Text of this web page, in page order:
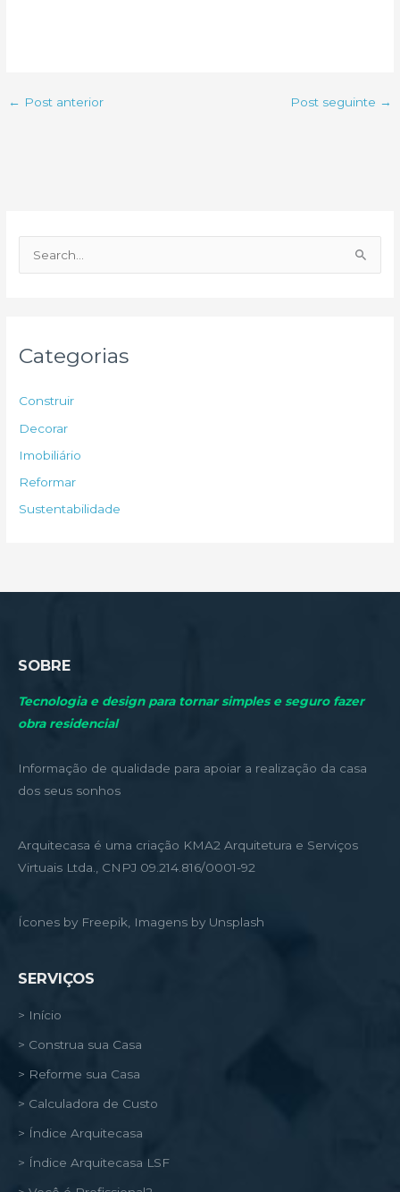
← Post anterior Post seguinte →
e
p
o
r
Categorias
Construir
Decorar
Imobiliário
Reformar
Sustentabilidade
SOBRE
Tecnologia e design para tornar simples e seguro fazer
obra residencial
Informação de qualidade para apoiar a realização da casa
dos seus sonhos
Arquitecasa é uma criação KMA2 Arquitetura e Serviços
Virtuais Ltda., CNPJ 09.214.816/0001-92
Ícones by Freepik, Imagens by Unsplash
SERVIÇOS
> Início
> Construa sua Casa
> Reforme sua Casa
> Calculadora de Custo
> Índice Arquitecasa
> Índice Arquitecasa LSF